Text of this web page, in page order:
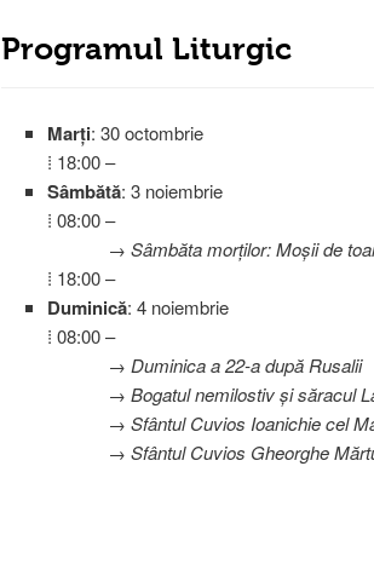
Programul Liturgic
Marți: 30 octombrie
⁞ 18:00 –
Sâmbătă: 3 noiembrie
⁞ 08:00 –
→ Sâmbăta morților: Moșii de
⁞ 18:00 –
Duminică: 4 noiembrie
⁞ 08:00 –
→ Duminica a 22-a după Rusalii
→ Bogatul nemilostiv și săracul
→ Sfântul Cuvios Ioanichie cel
→ Sfântul Cuvios Gheorghe